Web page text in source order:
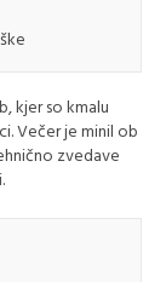
kjer so kmalu
Večer je minil ob
zvedave